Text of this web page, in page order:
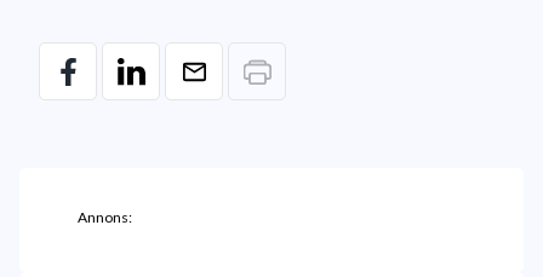
Annons: